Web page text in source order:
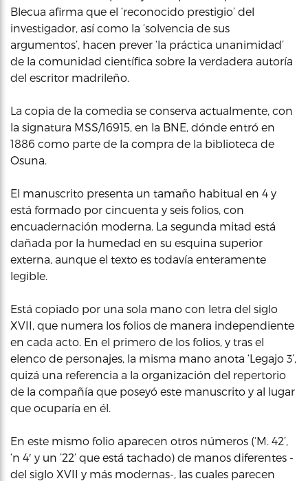
Blecua afirma que el ‘reconocido prestigio’ del
investigador, así como la ‘solvencia de sus
argumentos’, hacen prever ‘la práctica unanimidad’
de la comunidad científica sobre la verdadera autoría
del escritor madrileño.
La copia de la comedia se conserva actualmente, con
la signatura MSS/16915, en la BNE, dónde entró en
1886 como parte de la compra de la biblioteca de
Osuna.
El manuscrito presenta un tamaño habitual en 4 y
está formado por cincuenta y seis folios, con
encuadernación moderna. La segunda mitad está
dañada por la humedad en su esquina superior
externa, aunque el texto es todavía enteramente
legible.
Está copiado por una sola mano con letra del siglo
XVII, que numera los folios de manera independiente
en cada acto. En el primero de los folios, y tras el
elenco de personajes, la misma mano anota ‘Legajo 3’,
quizá una referencia a la organización del repertorio
de la compañía que poseyó este manuscrito y al lugar
que ocuparía en él.
En este mismo folio aparecen otros números (‘M. 42’,
‘n 4′ y un ’22’ que está tachado) de manos diferentes -
del siglo XVII y más modernas-, las cuales parecen